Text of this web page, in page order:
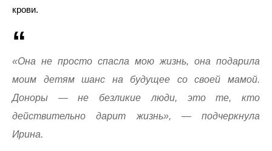
крови.
«Она не просто спасла мою жизнь, она подарила
моим детям шанс на будущее со своей мамой.
Доноры — не безликие люди, это те, кто
действительно дарит жизнь», — подчеркнула
Ирина.